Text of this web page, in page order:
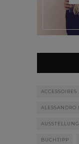
ACCESSOIRES
ALESSANDRO
BUCHTIPP